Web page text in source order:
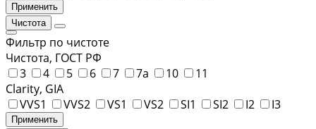
Чистота
Фильтр по чистоте
Чистота, ГОСТ РФ
3
4 5 6 7 7а 10
11
Clarity, GIA
VVS1
VVS2 VS1 VS2 SI1 SI2 I2 I3